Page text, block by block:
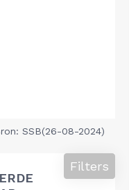
SSB(26-08-2024)
Filters